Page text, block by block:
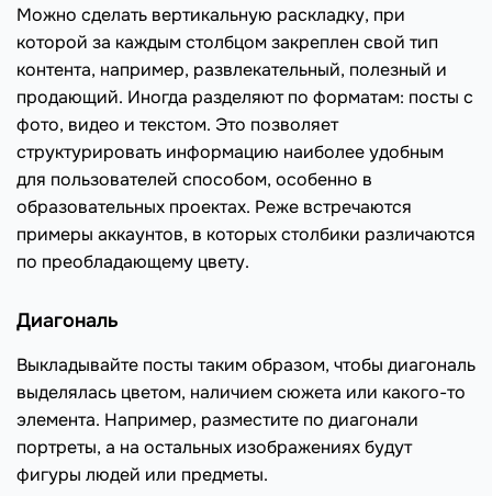
Можно сделать вертикальную раскладку, при
которой за каждым столбцом закреплен свой тип
контента, например, развлекательный, полезный и
продающий. Иногда разделяют по форматам: посты с
фото, видео и текстом. Это позволяет
структурировать информацию наиболее удобным
для пользователей способом, особенно в
образовательных проектах. Реже встречаются
примеры аккаунтов, в которых столбики различаются
по преобладающему цвету.
Диагональ
Выкладывайте посты таким образом, чтобы диагональ
выделялась цветом, наличием сюжета или какого-то
элемента. Например, разместите по диагонали
портреты, а на остальных изображениях будут
фигуры людей или предметы.